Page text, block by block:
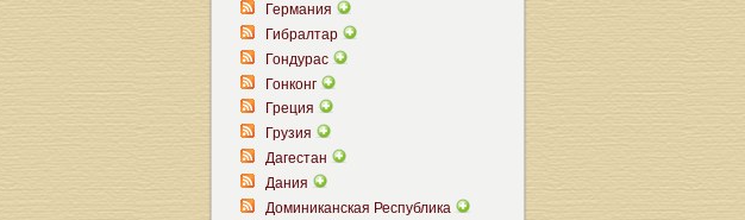
Германия
Гибралтар
Гондурас
Гонконг
Греция
Грузия
Дагестан
Дания
Доминиканская Республика